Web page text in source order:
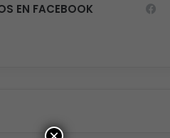
EN FACEBOOK